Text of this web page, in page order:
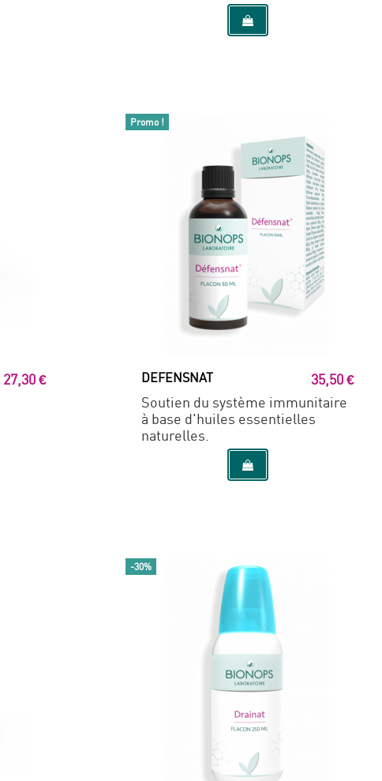
27,30 €
Promo !
DEFENSNAT
35,50 €
Soutien du système immunitaire
à base d'huiles essentielles
naturelles.
-30%